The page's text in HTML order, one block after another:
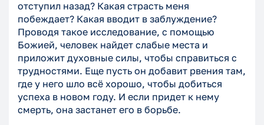
отступил назад? Какая страсть меня
побеждает? Какая вводит в заблуждение?
Проводя такое исследование, с помощью
Божией, человек найдет слабые места и
приложит духовные силы, чтобы справиться с
трудностями. Еще пусть он добавит рвения там,
где у него шло всё хорошо, чтобы добиться
успеха в новом году. И если придет к нему
смерть, она застанет его в борьбе.